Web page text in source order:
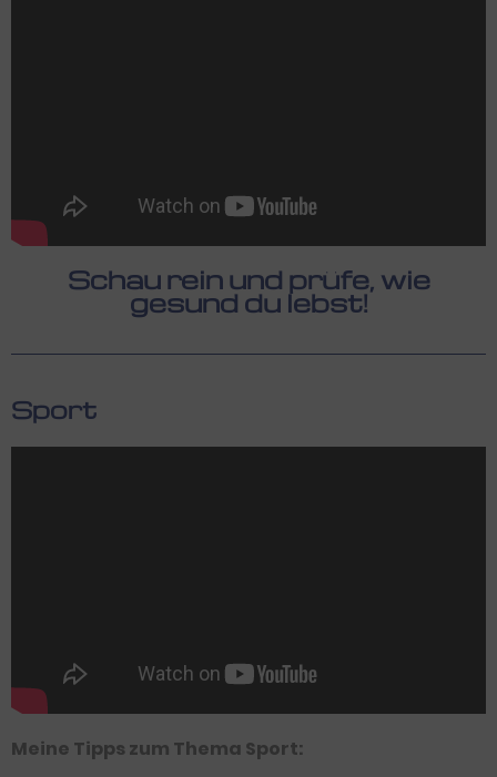
Schau rein und prüfe, wie
gesund du lebst!
Sport
Meine Tipps zum Thema Sport: